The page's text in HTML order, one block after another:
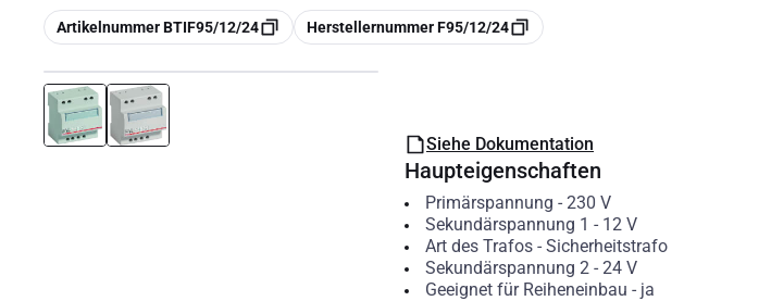
Kopieren
Artikelnummer BTIF95/12/24 Kopieren
Herstellernummer F95/12/24
Siehe Dokumentation
Haupteigenschaften
Primärspannung - 230 V
Sekundärspannung 1 - 12 V
Art des Trafos- Sicherheitstrafo
Sekundärspannung 2- 24 V
Geeignet für Reiheneinbau - ja